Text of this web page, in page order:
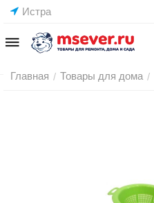
Истра
Главная / Товары для дома /